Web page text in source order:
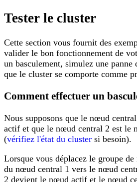
Tester le cluster
Cette section vous fournit des
valider le bon fonctionnement de
un basculement, simulez une panne
que le cluster se comporte comme
Comment effectuer un
Nous supposons que le nœud
actif et que le nœud central 2 est le
(vérifiez l'état du cluster si besoin).
Lorsque vous déplacez le groupe de
du nœud central 1 vers le nœud
2 devient le nœud actif et le nœud